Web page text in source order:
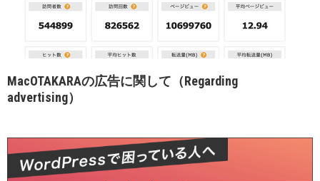
MacOTAKARAの広告に関して（Regarding
advertising）